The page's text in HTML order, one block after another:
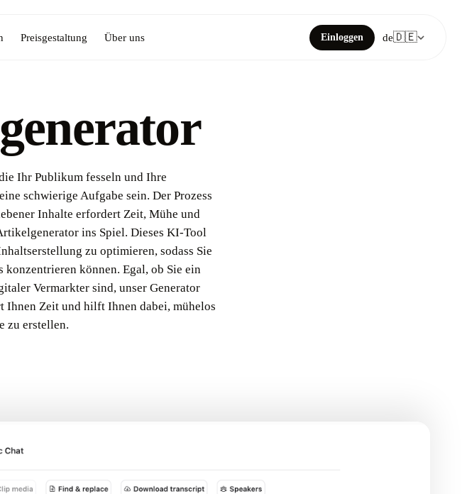
Preisgestaltung Über uns Einloggen de🇩🇪
Ihr Publikum fesseln und Ihre
schwierige Aufgabe sein. Der Prozess
Inhalte erfordert Zeit, Mühe und
ins Spiel. Dieses KI-Tool
zu optimieren, sodass Sie
konzentrieren können. Egal, ob Sie ein
Vermarkter sind, unser Generator
Ihnen Zeit und hilft Ihnen dabei, mühelos
zu erstellen.